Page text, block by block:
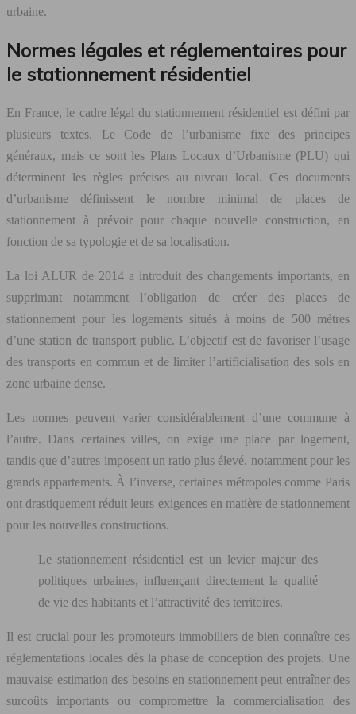
urbaine.
Normes légales et réglementaires pour
le stationnement résidentiel
En France, le cadre légal du stationnement résidentiel est défini par
plusieurs textes. Le Code de l’urbanisme fixe des principes
généraux, mais ce sont les Plans Locaux d’Urbanisme (PLU) qui
déterminent les règles précises au niveau local. Ces documents
d’urbanisme définissent le nombre minimal de places de
stationnement à prévoir pour chaque nouvelle construction, en
fonction de sa typologie et de sa localisation.
La loi ALUR de 2014 a introduit des changements importants, en
supprimant notamment l’obligation de créer des places de
stationnement pour les logements situés à moins de 500 mètres
d’une station de transport public. L’objectif est de favoriser l’usage
des transports en commun et de limiter l’artificialisation des sols en
zone urbaine dense.
Les normes peuvent varier considérablement d’une commune à
l’autre. Dans certaines villes, on exige une place par logement,
tandis que d’autres imposent un ratio plus élevé, notamment pour les
grands appartements. À l’inverse, certaines métropoles comme Paris
ont drastiquement réduit leurs exigences en matière de stationnement
pour les nouvelles constructions.
Le stationnement résidentiel est un levier majeur des
politiques urbaines, influençant directement la qualité
de vie des habitants et l’attractivité des territoires.
Il est crucial pour les promoteurs immobiliers de bien connaître ces
réglementations locales dès la phase de conception des projets. Une
mauvaise estimation des besoins en stationnement peut entraîner des
surcoûts importants ou compromettre la commercialisation des